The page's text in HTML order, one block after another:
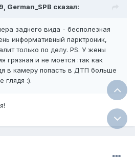
German_SPB сказал:
заднего вида - бесполезная
информативный парктроник,
только по делу. PS. У жены
грязная и не моется :так как
в камеру попасть в ДТП больше
глядя :).